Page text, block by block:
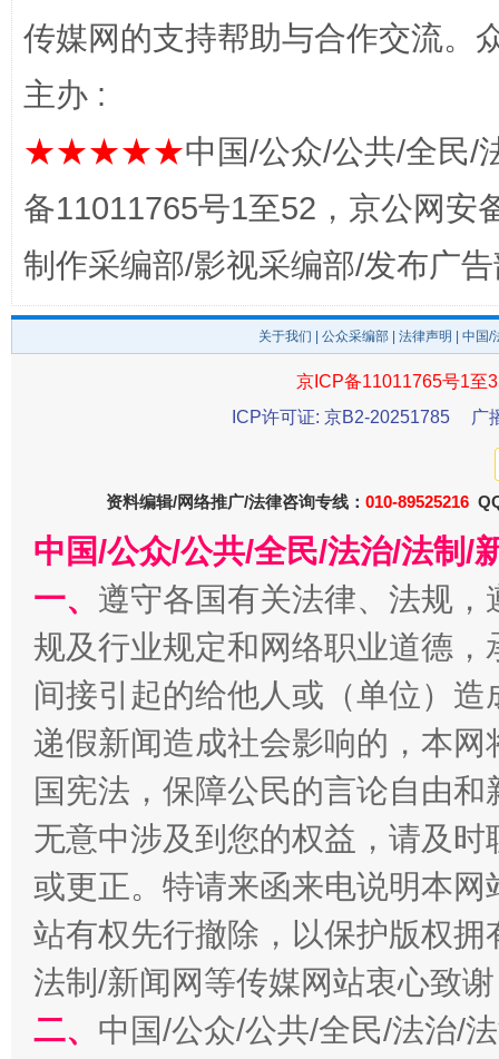
东山县通报“牛蛙产品抗生素超标问题” 法
千年窑火 生生不息 一
揭开“小金库”的免责幌子
传媒网的支持帮助与合作交流。
主办 :
★★★★★中国/公众/公共/全民/
备11011765号1至52，京公网安
制作采编部/影视采编部/发布广
关于我们 公众采编部 法律声明 | 中国
京ICP备11011765号1至
ICP许可证: 京B2-20251785
广
资料编辑/网络推广/法律咨询专线： 010-89525216
中国/公众/公共/全民/法治/法制/
一、 遵守各国有关法律、法规
规及行业规定和网络职业道德
间接引起的给他人或（单位）
递假新闻造成社会影响的，本
国宪法，保障公民的言论自由
无意中涉及到您的权益，请及
或更正。特请来函来电说明本
站有权先行撤除，以保护版权
法制/新闻网等传媒网站衷心致
二、 中国/公众/公共/全民/法治/